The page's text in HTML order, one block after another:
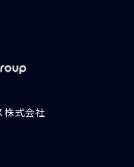
株式会社